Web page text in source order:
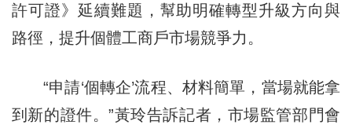
許可證》延續難題，幫助明確轉型升級方向與
路徑，提升個體工商戶市場競爭力。
“申請‘個轉企’流程、材料簡單，當場就能拿
到新的證件。”黃玲告訴記者，市場監管部門會